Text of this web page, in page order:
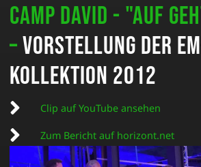
Camp David - "Auf
–Vorstellung der
Kollektion 2012
Clip auf YouTube ansehen
Zum Bericht auf horizont.net